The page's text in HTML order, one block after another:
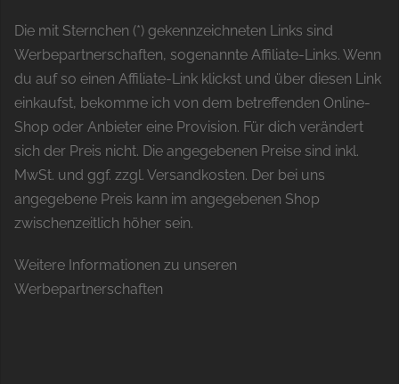
Die mit Sternchen (*) gekennzeichneten Links sind
Werbepartnerschaften, sogenannte Affiliate-Links. Wenn
du auf so einen Affiliate-Link klickst und über diesen Link
einkaufst, bekomme ich von dem betreffenden Online-
Shop oder Anbieter eine Provision. Für dich verändert
sich der Preis nicht. Die angegebenen Preise sind inkl.
MwSt. und ggf. zzgl. Versandkosten. Der bei uns
angegebene Preis kann im angegebenen Shop
zwischenzeitlich höher sein.
Weitere Informationen zu unseren
Werbepartnerschaften